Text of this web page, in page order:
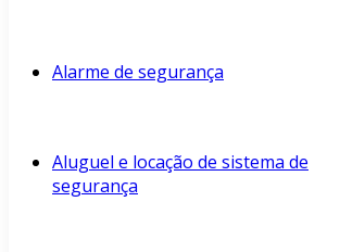
Alarme de segurança
Aluguel e locação de sistema de
segurança